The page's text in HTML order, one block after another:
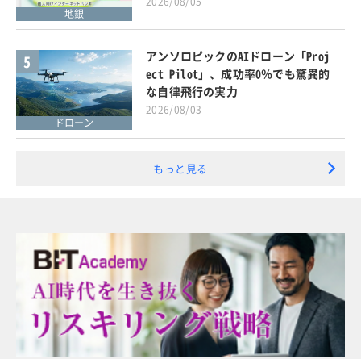
地銀
5
ドローン
アンソロピックのAIドローン「Proj
ect Pilot」、成功率0％でも驚異的
な自律飛行の実力
2026/08/03
もっと見る